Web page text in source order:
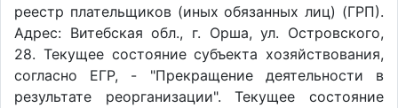
реестр плательщиков (иных обязанных лиц) (ГРП).
Адрес: Витебская обл., г. Орша, ул. Островского,
28. Текущее состояние субъекта хозяйствования,
согласно ЕГР, - "Прекращение деятельности в
результате реорганизации". Текущее состояние